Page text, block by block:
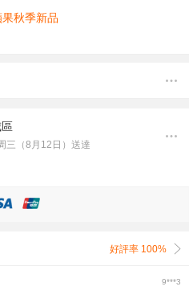
秋季新品
三（8月12日）送達
好評率 100%
9***3